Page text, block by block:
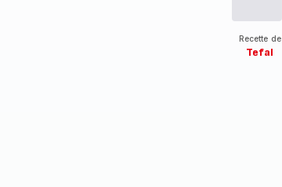
Recette de
Tefal